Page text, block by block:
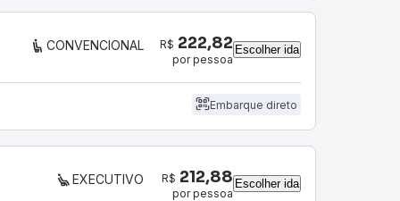
CONVENCIONAL R$ 222,82
por pessoa
Escolher ida
Embarque direto
EXECUTIVO R$ 212,88
por pessoa
Escolher ida